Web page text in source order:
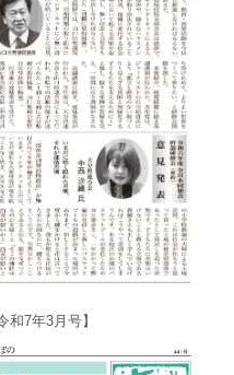
7年3月号】